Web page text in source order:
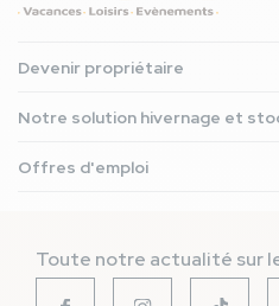
Devenir propriétaire
Notre solution hivernage et
Offres d'emploi
Toute notre actualité sur